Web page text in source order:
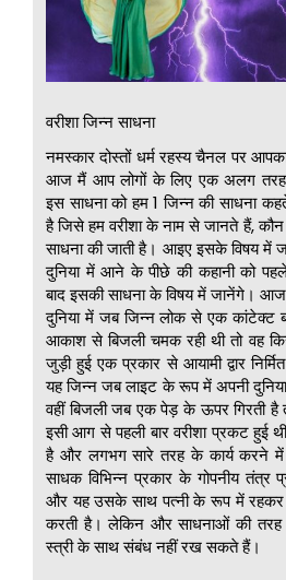
वरीशा जिन्न साधना
नमस्कार दोस्तों धर्म रहस्य चैनल पर
आज मैं आप लोगों के लिए एक अलग तरह
इस साधना को हम 1 जिन्न की साधना
है जिसे हम वरीशा के नाम से जानते हैं,
साधना की जाती है। आइए इसके विषय
दुनिया में आने के पीछे की कहानी को
बाद इसकी साधना के विषय में जानेंगे।
दुनिया में जब जिन्न लोक से एक कांटेक्ट
आकाश से बिजली चमक रही थी तो वह
जुड़ी हुई एक प्रकार से आयामी द्वार
यह जिन्न जब लाइट के रूप में अपनी
वहीं बिजली जब एक पेड़ के ऊपर गिरती
इसी आग से पहली बार वरीशा प्रकट हुई
है और लगभग सारे तरह के कार्य करने में
साधक विभिन्न प्रकार के गोपनीय तंत्र
और यह उसके साथ पत्नी के रूप में रहकर
करती है। लेकिन और साधनाओं की तरह
स्त्री के साथ संबंध नहीं रख सकते हैं।